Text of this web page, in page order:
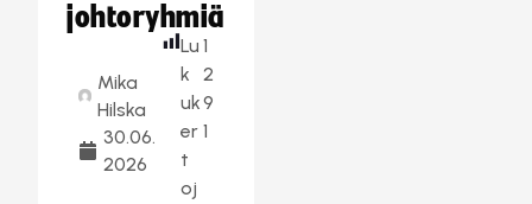
johtoryhmiä
Mika
Hilska
30.06.
2026
Lu
k
uk
er
t
oj
1
2
9
1